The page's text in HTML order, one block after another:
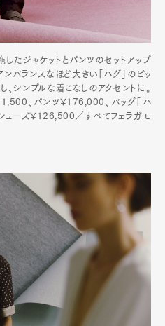
したジャケットとパンツのセットアップ
バランスなほど大きい「ハグ」のビッ
シンプルな着こなしのアクセントに。
、パンツ¥176,000、バッグ「ハ
ューズ¥126,500／すべてフェラガモ